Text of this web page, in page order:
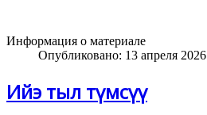
Информация о материале
Опубликовано: 13 апреля 2026
Ийэ тыл түмсүү